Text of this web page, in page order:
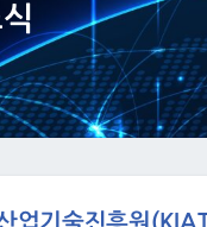
업기술진흥원